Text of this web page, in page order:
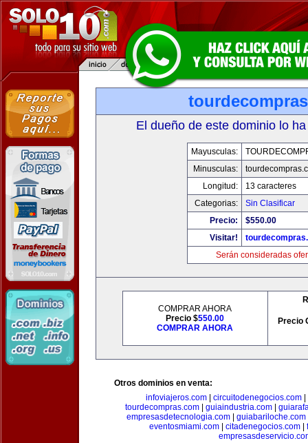
El dueño de este dominio lo
Mayusculas:
Minusculas:
Longitud:
13 caracteres
Categorias:
Sin Clasificar
Precio:
$550.00
Visitar!
Serán consideradas
COMPRAR AHORA
Precio $550.00
COMPRAR AHORA
Precio
Otros dominios en venta:
infoviajeros.com| circuitodenegocios.com|
tourdecompras.com| guiaindustria.com|
empresasdetecnologia.com| guiabariloche.com
eventosmiami.com
citadenegocios.com